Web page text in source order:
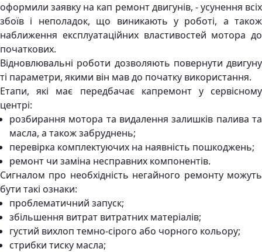
оформили заявку на кап ремонт двигунів, - усунення всіх
збоїв і неполадок, що виникають у роботі, а також
наближення експлуатаційних властивостей мотора до
початкових.
Відновлювальні роботи дозволяють повернути двигуну
ті параметри, якими він мав до початку використання.
Етапи, які має передбачає капремонт у сервісному
центрі:
розбирання мотора та видалення залишків палива та
масла, а також забруднень;
перевірка комплектуючих на наявність пошкоджень;
ремонт чи заміна несправних компонентів.
Сигналом про необхідність негайного ремонту можуть
бути такі ознаки:
проблематичний запуск;
збільшення витрат витратних матеріалів;
густий вихлоп темно-сірого або чорного кольору;
стрибки тиску масла;